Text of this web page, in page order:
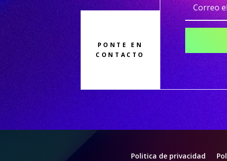
PONTE EN
CONTACTO
Politica de privacidad